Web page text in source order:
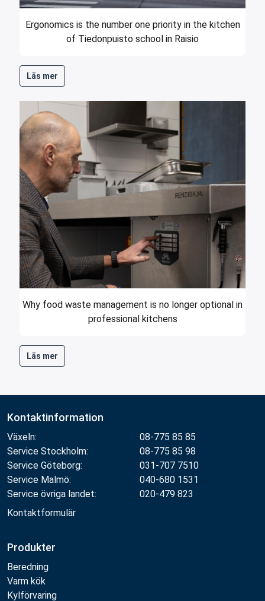
Ergonomics is the number one priority in the kitchen
of Tiedonpuisto school in Raisio
Läs mer
Why food waste management is no longer optional in
professional kitchens
Läs mer
Kontaktinformation
Växeln:
08-775 85 85
Service Stockholm:
08-775 85 98
Service Göteborg:
031-707 7510
Service Malmö:
040-680 1531
Service övriga landet:
020-479 823
Kontaktformulär
Produkter
Beredning
Varm kök
Kylförvaring